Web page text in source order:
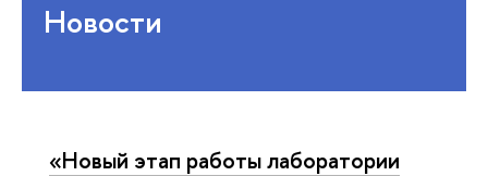
Новости
«Новый этап работы лаборатории